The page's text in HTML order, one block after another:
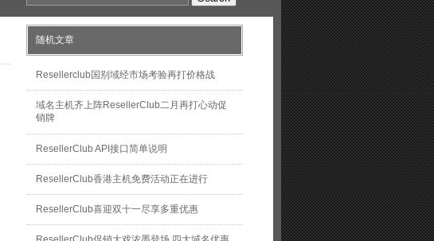
随机文章
Resellerclub国别域经市场考验再打价格战
域名主机齐上阵ResellerClub二月再打心动促
销牌
Re​s​e​l​l​e​rC​l​u​b​ ​A​P​I​接​口​简单说明
ResellerClub香港主机免费活动正在进行
ResellerClub喜迎双十一尽享多重优惠